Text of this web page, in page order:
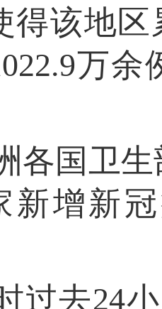
得该地
万
各国卫
新增新
过去24